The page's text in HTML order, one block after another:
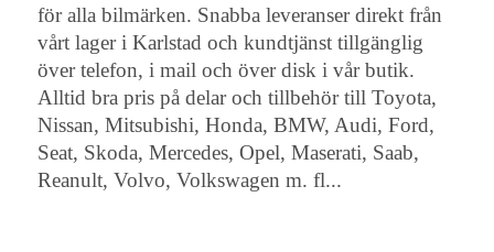
för alla bilmärken. Snabba leveranser direkt från
vårt lager i Karlstad och kundtjänst tillgänglig
över telefon, i mail och över disk i vår butik.
Alltid bra pris på delar och tillbehör till Toyota,
Nissan, Mitsubishi, Honda, BMW, Audi, Ford,
Seat, Skoda, Mercedes, Opel, Maserati, Saab,
Reanult, Volvo, Volkswagen m. fl...